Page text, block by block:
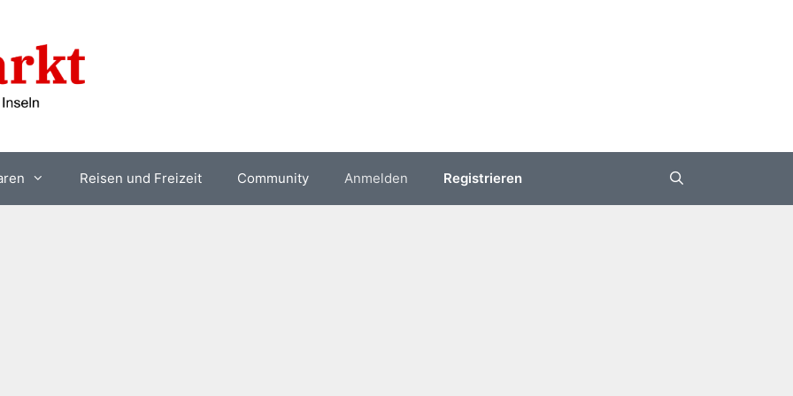
Reisen und Freizeit Community Anmelden Registrieren